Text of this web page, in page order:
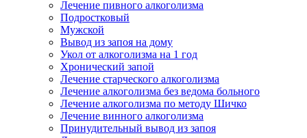
Лечение пивного алкоголизма
Подростковый
Мужской
Вывод из запоя на дому
Укол от алкоголизма на 1 год
Хронический запой
Лечение старческого алкоголизма
Лечение алкоголизма без ведома больного
Лечение алкоголизма по методу Шичко
Лечение винного алкоголизма
Принудительный вывод из запоя